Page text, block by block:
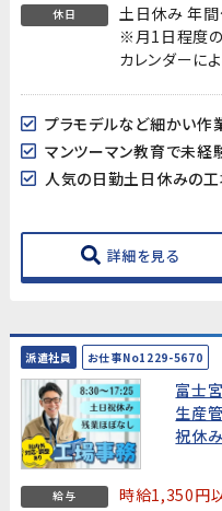
休日
土日休み 年
※月1日程度
カレンダーに
プラモデルなど細かい
マンツーマン教育で未経
人気の日勤土日休みの
詳細を見る
派遣社員 お仕事No1229-5670
富士
生産
祝休
給与 時給1,350円